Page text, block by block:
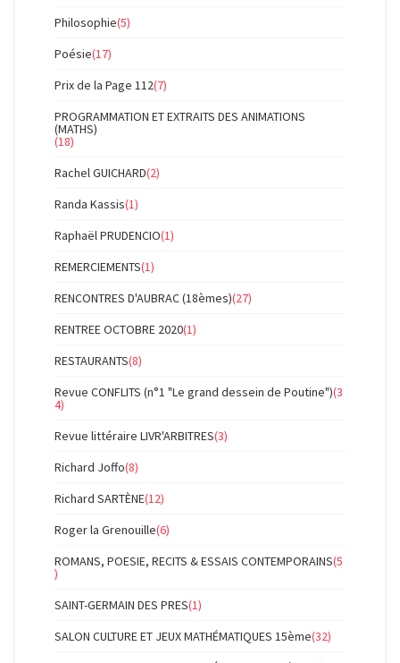
Philosophie(5)
Poésie(17)
Prix de la Page 112(7)
PROGRAMMATION ET EXTRAITS DES ANIMATIONS
(MATHS)
(18)
Rachel GUICHARD(2)
Randa Kassis(1)
Raphaël PRUDENCIO(1)
REMERCIEMENTS(1)
RENCONTRES D'AUBRAC (18èmes)(27)
RENTREE OCTOBRE 2020(1)
RESTAURANTS(8)
Revue CONFLITS (n°1 "Le grand dessein de Poutine")(3
4)
Revue littéraire LIVR'ARBITRES(3)
Richard Joffo(8)
Richard SARTÈNE(12)
Roger la Grenouille(6)
ROMANS, POESIE, RECITS & ESSAIS CONTEMPORAINS(5
)
SAINT-GERMAIN DES PRES(1)
SALON CULTURE ET JEUX MATHÉMATIQUES 15ème(32)